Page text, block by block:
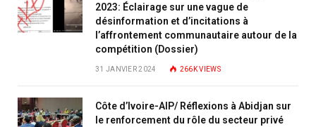
2023: Éclairage sur une vague de
désinformation et d’incitations à
l’affrontement communautaire autour de la
compétition (Dossier)
31 JANVIER 2024 266KVIEWS
Côte d’Ivoire-AIP/ Réflexions à Abidjan sur
le renforcement du rôle du secteur privé